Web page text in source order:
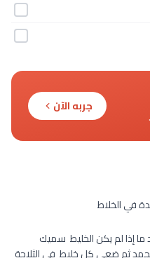
جربه الآن
في الخلاط
إذا لم يكن الخليط سميك
ثم ضعى كل خليط في الثلاجة